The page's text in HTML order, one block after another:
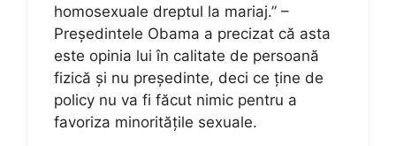
homosexuale dreptul la mariaj.” –
Președintele Obama a precizat că asta
este opinia lui în calitate de persoană
fizică și nu președinte, deci ce ține de
policy nu va fi făcut nimic pentru a
favoriza minoritățile sexuale.